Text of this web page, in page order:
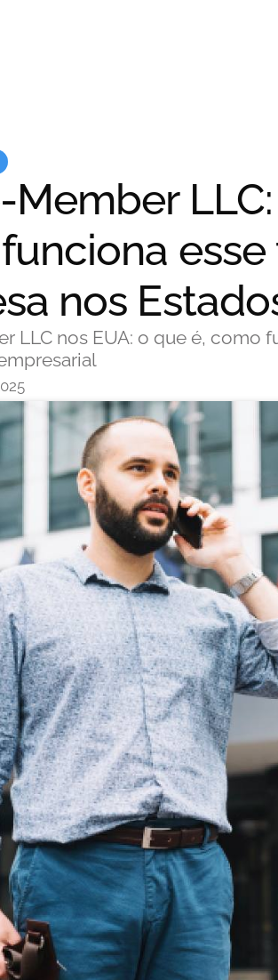
Member
nos
LLC nos EUA: o que é, como